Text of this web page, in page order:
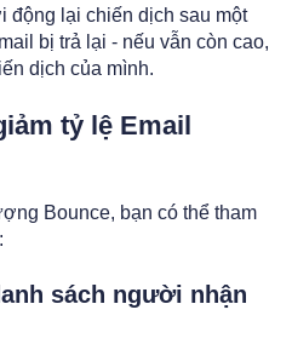
động lại chiến dịch sau một
bị trả lại - nếu vẫn còn cao,
dịch của mình.
tỷ lệ Email
Bounce, bạn có thể tham
sách người nhận